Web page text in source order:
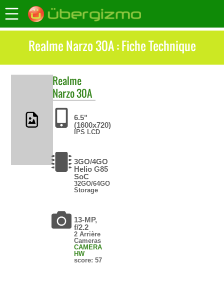
Realme Narzo 30A : Fiche Technique
Realme
Narzo 30A
6.5"
(1600x720)
IPS LCD
3GO/4GO
Helio G85
SoC
32GO/64GO
Storage
13-MP,
f/2.2
2 Arrière
Cameras
CAMERA
HW
score: 57